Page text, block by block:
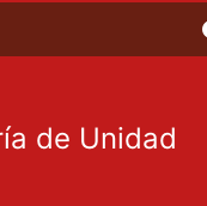
de Unidad